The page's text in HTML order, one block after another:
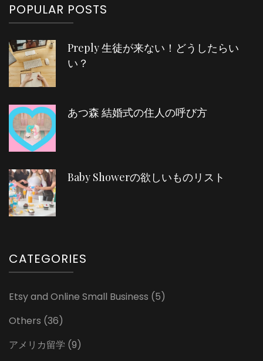
POPULAR POSTS
Preply 生徒が来ない！どうしたらい
い？
あつ森 結婚式の住人の呼び方
Baby Showerの欲しいものリスト
CATEGORIES
Etsy and Online Small Business (5)
Others (36)
アメリカ留学 (9)